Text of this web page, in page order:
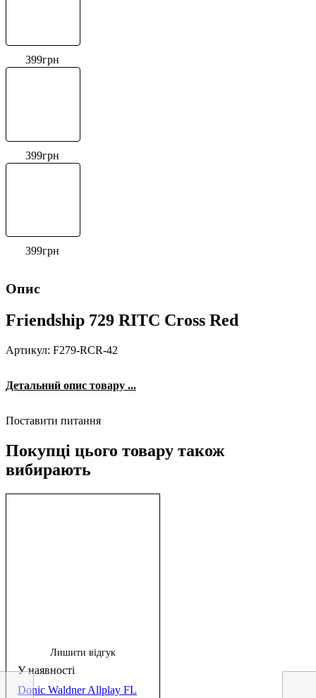
399грн
399грн
399грн
Опис
Friendship 729 RITC Cross Red
Артикул: F279-RCR-42
Детальний опис товару ...
Поставити питання
Покупці цього товару також
вибирають
Лишити відгук
Donic Waldner Allplay FL